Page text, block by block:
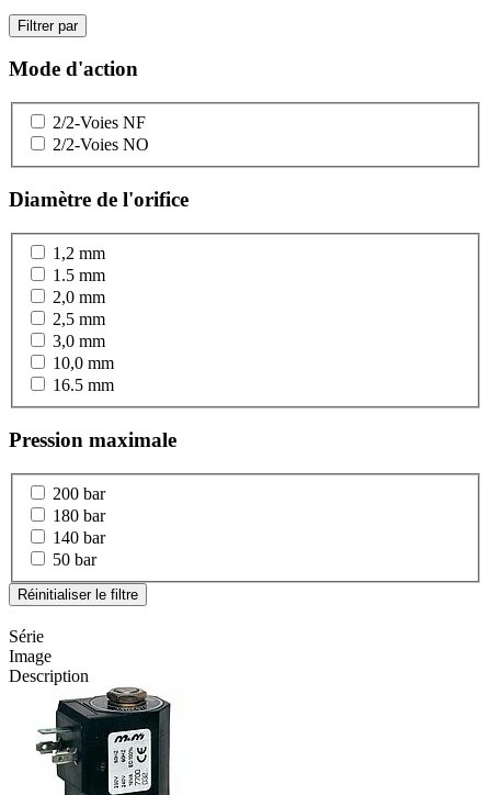
Filtrer par
Mode d'action
2/2-Voies NF
2/2-Voies NO
Diamètre de l'orifice
1,2 mm
1.5 mm
2,0 mm
2,5 mm
3,0 mm
10,0 mm
16.5 mm
Pression maximale
200 bar
180 bar
140 bar
50 bar
Réinitialiser le filtre
Série
Image
Description